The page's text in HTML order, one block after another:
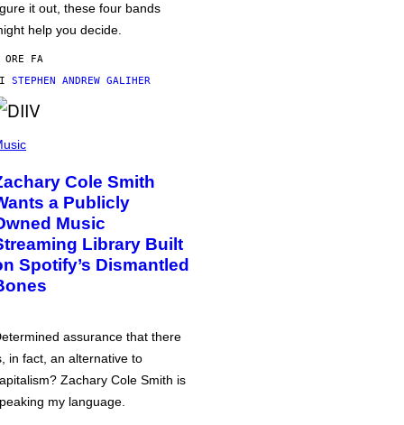
it out, these four bands
help you decide.
ORE FA
STEPHEN ANDREW GALIHER
Cole Smith
a Publicly
Music
Library Built
Spotify’s Dismantled
assurance that there
in fact, an alternative to
Zachary Cole Smith is
my language.